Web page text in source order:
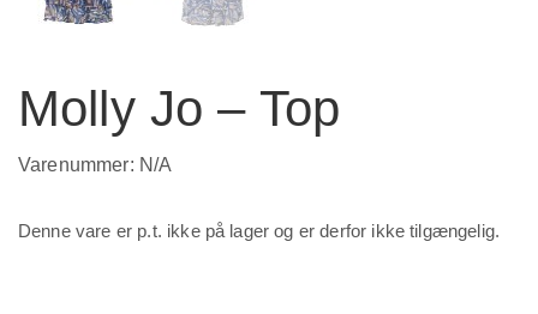
Molly Jo – Top
Varenummer: N/A
Denne vare er p.t. ikke på lager og er derfor ikke tilgængelig.